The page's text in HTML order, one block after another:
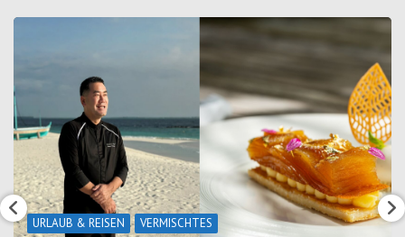
URLAUB & REISEN VERMISCHTES